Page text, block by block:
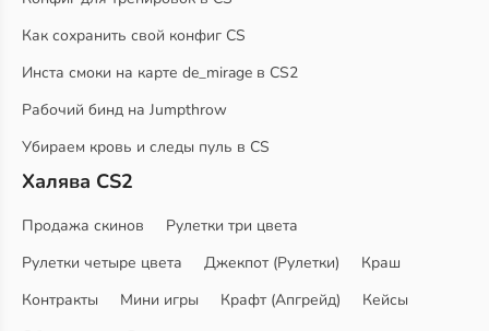
Как сохранить свой конфиг CS
Инста смоки на карте de_mirage в CS2
Рабочий бинд на Jumpthrow
Убираем кровь и следы пуль в CS
Халява CS2
Продажа скинов
Рулетки три цвета
Рулетки четыре цвета
Джекпот (Рулетки)
Краш
Контракты
Мини игры Крафт (Апгрейд)
Кейсы